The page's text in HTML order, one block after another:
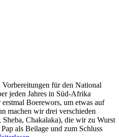
für den National
jeden Jahres in Süd-Afrika
Boerewors, um etwas auf
machen wir drei verschieden
Chakalaka), die wir zu Wurst
als Beilage und zum Schluss